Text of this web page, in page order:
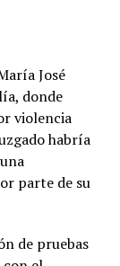
José
donde
violencia
habría
parte de su
de pruebas